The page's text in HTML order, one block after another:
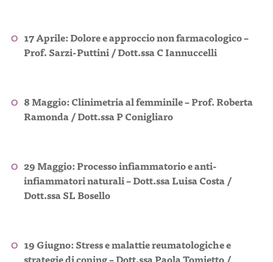
17 Aprile:Dolore e approccio non farmacologico –
Prof. Sarzi-Puttini / Dott.ssa C Iannuccelli
8 Maggio:Clinimetria al femminile – Prof. Roberta
Ramonda / Dott.ssa P Conigliaro
29 Maggio:Processo infiammatorio e anti-
infiammatori naturali – Dott.ssa Luisa Costa /
Dott.ssa SL Bosello
19 Giugno:Stress e malattie reumatologiche e